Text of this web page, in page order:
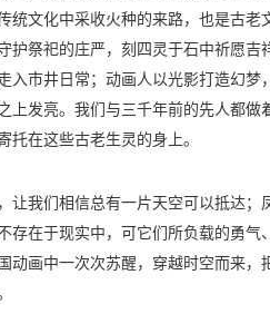
统文化中采收火种的来路，也是古
护祭祀的庄严，刻四灵于石中祈愿
入市井日常；动画人以光影打造幻
上发亮。我们与三千年前的先人都
托在这些古老生灵的身上。
让我们相信总有一片天空可以抵达
存在于现实中，可它们所负载的勇
动画中一次次苏醒，穿越时空而来